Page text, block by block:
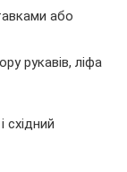
або
рукавів, ліфа
східний